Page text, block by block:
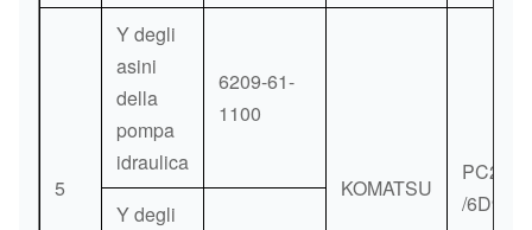
5
Y degli
asini
della
pompa
idraulica
6209-61-
1100
KOMATSU
PC200-
/6D95
Y degli